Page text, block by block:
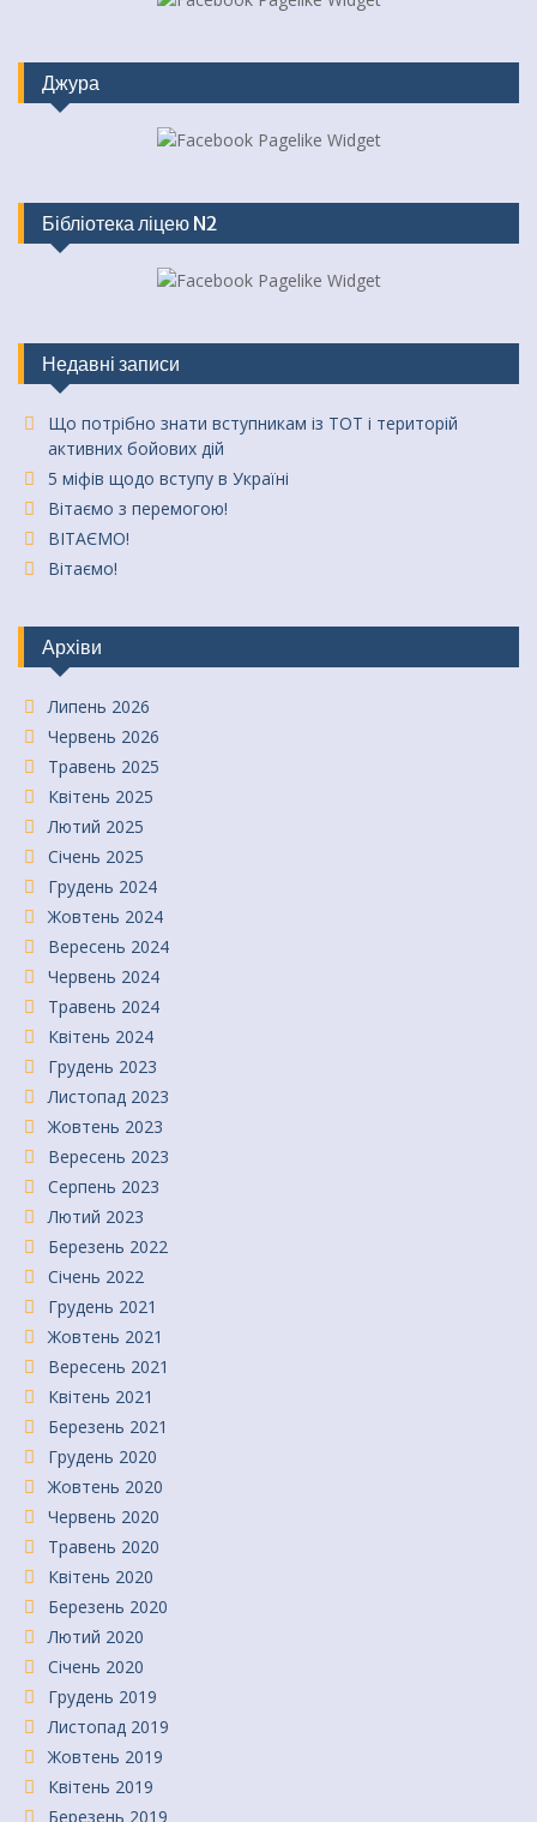
Джура
Бібліотека ліцею N2
Недавні записи
Що потрібно знати вступникам із ТОТ і територій
активних бойових дій
5 міфів щодо вступу в Україні
Вітаємо з перемогою!
ВІТАЄМО!
Вітаємо!
Архіви
Липень 2026
Червень 2026
Травень 2025
Квітень 2025
Лютий 2025
Січень 2025
Грудень 2024
Жовтень 2024
Вересень 2024
Червень 2024
Травень 2024
Квітень 2024
Грудень 2023
Листопад 2023
Жовтень 2023
Вересень 2023
Серпень 2023
Лютий 2023
Березень 2022
Січень 2022
Грудень 2021
Жовтень 2021
Вересень 2021
Квітень 2021
Березень 2021
Грудень 2020
Жовтень 2020
Червень 2020
Травень 2020
Квітень 2020
Березень 2020
Лютий 2020
Січень 2020
Грудень 2019
Листопад 2019
Жовтень 2019
Квітень 2019
Березень 2019